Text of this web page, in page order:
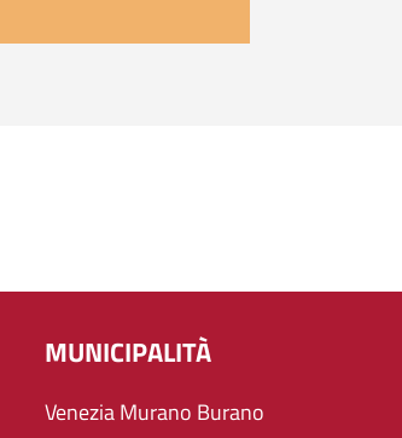
MUNICIPALITÀ
Venezia Murano Burano